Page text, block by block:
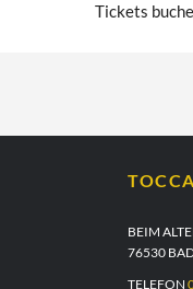
Tickets
BEIM
76530
TELEFON